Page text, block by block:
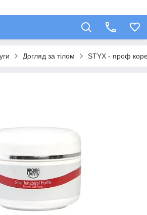
Догляд за тілом STYX - проф